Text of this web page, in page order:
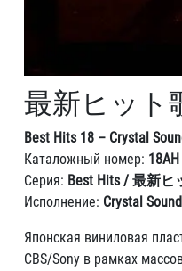
最新ヒット
Best Hits 18 – Crystal
Каталожный номер:
Серия: Best Hits / 最新ヒ
Исполнение: Crystal
Японская виниловая
CBS/Sony в рамках